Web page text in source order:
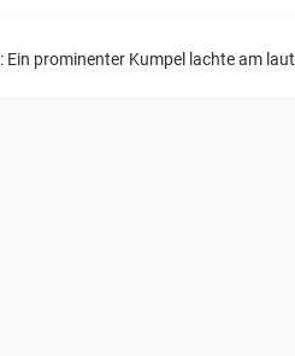
prominenter Kumpel lachte am